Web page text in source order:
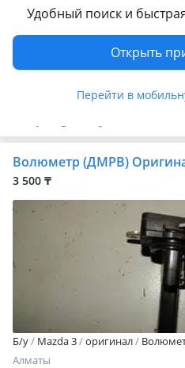
Удобный поиск и
Открыть
Перейти в
Б/y Mazda 626 1999 - 2002 GF
Волюметр (ДМРВ)
3 500 ₸
Б/y Mazda 3 оригинал
Волюметр на Honda Mazda Уважаемые клиенты! Наш магазин специализируется на электронной части автомобилей, Японского, Корейского и
Алматы